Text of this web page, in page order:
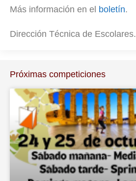
Más información en el boletín.
Dirección Técnica de Escolares.
Próximas competiciones